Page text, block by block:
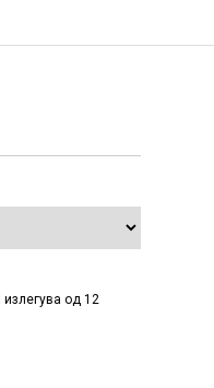
излегува од 12